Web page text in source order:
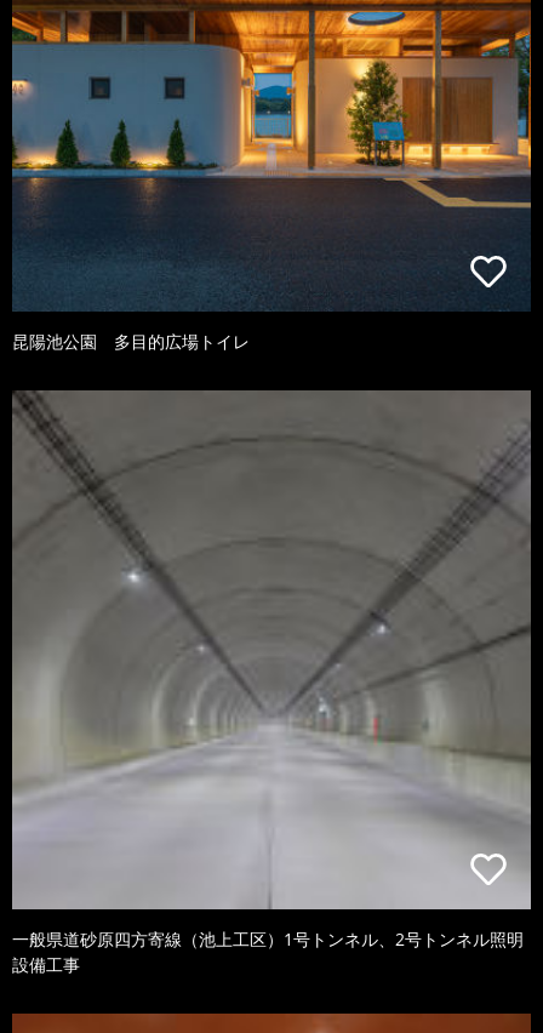
昆陽池公園 多目的広場トイレ
一般県道砂原四方寄線（池上工区）1号トンネル、2号トンネル照明
設備工事